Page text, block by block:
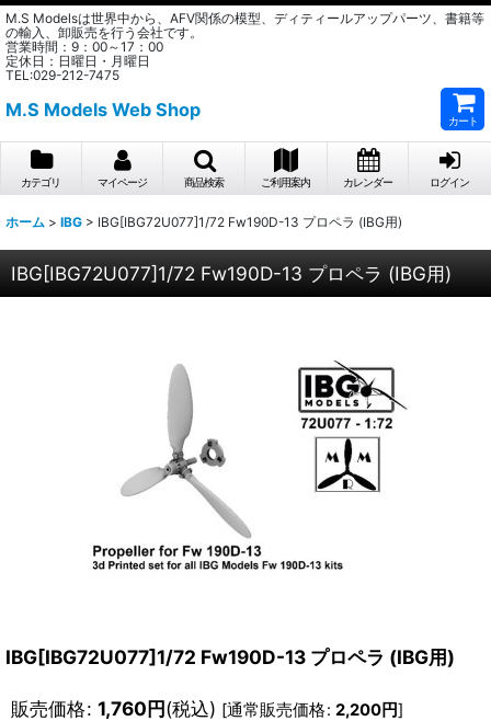
M.S Modelsは世界中から、AFV関係の模型、ディティールアップパーツ、書籍等
の輸入、卸販売を行う会社です。
営業時間：9：00～17：00
定休日：日曜日・月曜日
TEL:029-212-7475
M.S Models Web Shop
カート
カテゴリ マイページ 商品検索 ご利用案内 カレンダー ログイン
ホーム > IBG > IBG[IBG72U077]1/72 Fw190D-13 プロペラ (IBG用)
IBG[IBG72U077]1/72 Fw190D-13 プロペラ (IBG用)
IBG[IBG72U077]1/72 Fw190D-13 プロペラ (IBG用)
販売価格: 1,760円(税込) [通常販売価格: 2,200円]